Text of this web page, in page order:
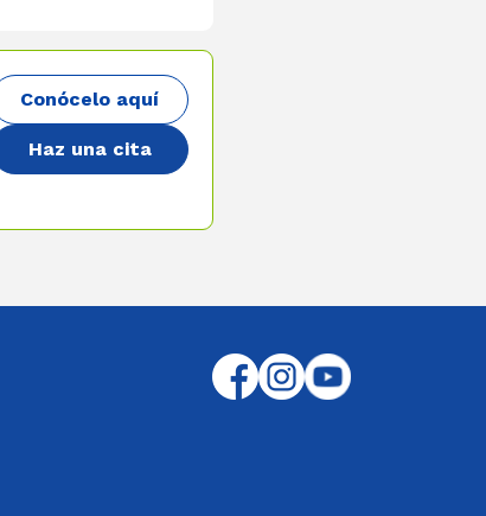
Conócelo aquí
Haz una cita